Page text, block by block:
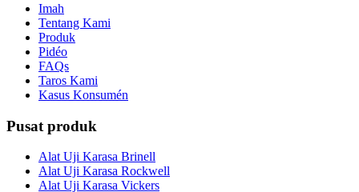
Imah
Tentang Kami
Produk
Pidéo
FAQs
Taros Kami
Kasus Konsumén
Pusat produk
Alat Uji Karasa Brinell
Alat Uji Karasa Rockwell
Alat Uji Karasa Vickers